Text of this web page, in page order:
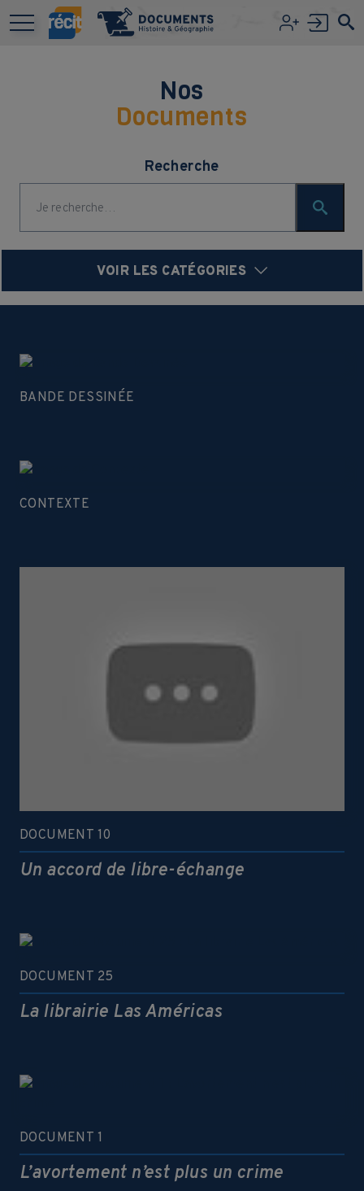
Aller au contenu principal
Nos
Documents
Recherche
VOIR LES CATÉGORIES
BANDE DESSINÉE
CONTEXTE
DOCUMENT 10
Un accord de libre-échange
DOCUMENT 25
La librairie Las Américas
DOCUMENT 1
L’avortement n’est plus un crime